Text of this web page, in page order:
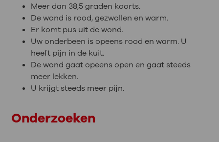
Meer dan 38,5 graden koorts.
De wond is rood, gezwollen en warm.
Er komt pus uit de wond.
Uw onderbeen is opeens rood en warm. U
heeft pijn in de kuit.
De wond gaat opeens open en gaat steeds
meer lekken.
U krijgt steeds meer pijn.
Onderzoeken